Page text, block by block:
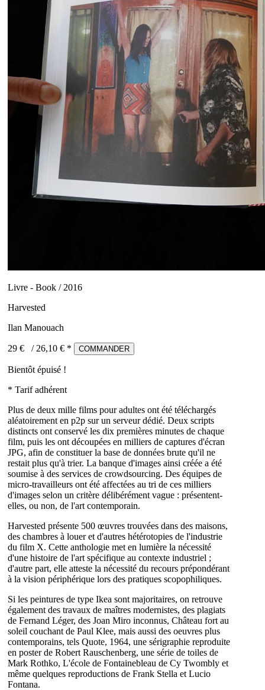
Livre - Book / 2016
Harvested
Ilan Manouach
29 € / 26,10 € * COMMANDER
Bientôt épuisé !
* Tarif adhérent
Plus de deux mille films pour adultes ont été téléchargés
aléatoirement en p2p sur un serveur dédié. Deux scripts
distincts ont conservé les dix premières minutes de chaque
film, puis les ont découpées en milliers de captures d'écran
JPG, afin de constituer la base de données brute qu'il ne
restait plus qu'à trier. La banque d'images ainsi créée a été
soumise à des services de crowdsourcing. Des équipes de
micro-travailleurs ont été affectées au tri de ces milliers
d'images selon un critère délibérément vague : présentent-
elles, ou non, de l'art contemporain.
Harvested présente 500 œuvres trouvées dans des maisons,
des chambres à louer et d'autres hétérotopies de l'industrie
du film X. Cette anthologie met en lumière la nécessité
d'une histoire de l'art spécifique au contexte industriel ;
d'autre part, elle atteste la nécessité du recours prépondérant
à la vision périphérique lors des pratiques scopophiliques.
Si les peintures de type Ikea sont majoritaires, on retrouve
également des travaux de maîtres modernistes, des plagiats
de Fernand Léger, des Joan Miro inconnus, Château fort au
soleil couchant de Paul Klee, mais aussi des oeuvres plus
contemporains, tels Quote, 1964, une sérigraphie reproduite
en poster de Robert Rauschenberg, une série de toiles de
Mark Rothko, L'école de Fontainebleau de Cy Twombly et
même quelques reproductions de Frank Stella et Lucio
Fontana.